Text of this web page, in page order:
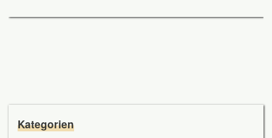
Kategorien